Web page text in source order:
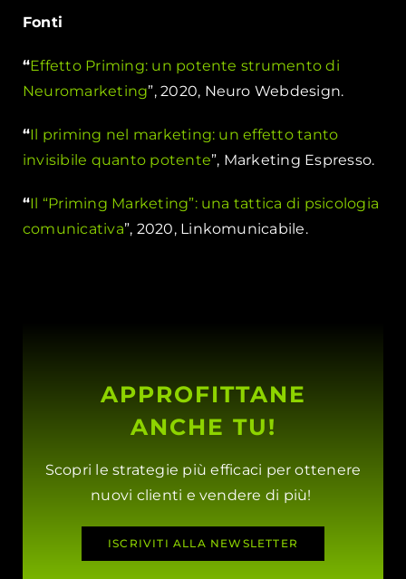
Fonti
“Effetto Priming: un potente strumento di
Neuromarketing”, 2020, Neuro Webdesign.
“Il priming nel marketing: un effetto tanto
invisibile quanto potente”, Marketing Espresso.
“Il “Priming Marketing”: una tattica di psicologia
comunicativa”, 2020, Linkomunicabile.
APPROFITTANE
ANCHE TU!
Scopri le strategie più efficaci per ottenere
nuovi clienti e vendere di più!
ISCRIVITI ALLA NEWSLETTER